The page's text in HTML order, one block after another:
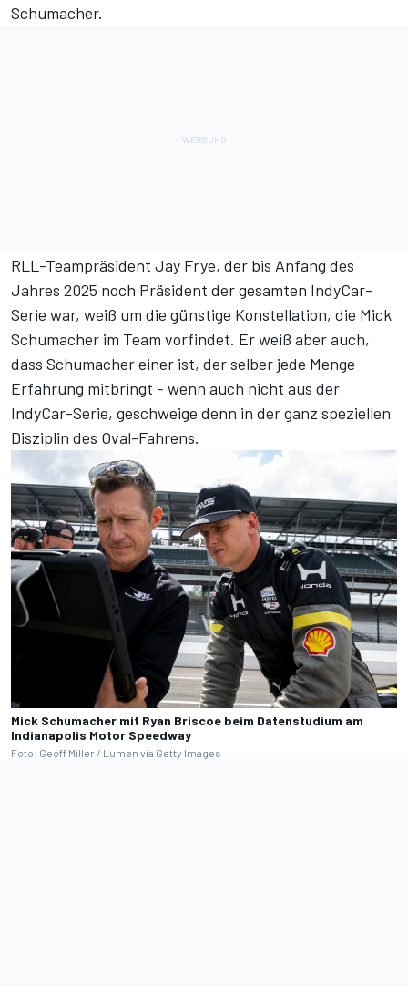
Schumacher.
RLL-Teampräsident Jay Frye, der bis Anfang des
Jahres 2025 noch Präsident der gesamten IndyCar-
Serie war, weiß um die günstige Konstellation, die Mick
Schumacher im Team vorfindet. Er weiß aber auch,
dass Schumacher einer ist, der selber jede Menge
Erfahrung mitbringt - wenn auch nicht aus der
IndyCar-Serie, geschweige denn in der ganz speziellen
Disziplin des Oval-Fahrens.
Mick Schumacher mit Ryan Briscoe beim Datenstudium am
Indianapolis Motor Speedway
Foto: Geoff Miller / Lumen via Getty Images